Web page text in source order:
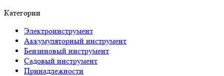
Категории
Электроинструмент
Аккумуляторный инструмент
Бензиновый инструмент
Садовый инструмент
Принадлежности